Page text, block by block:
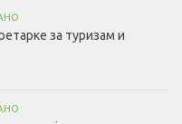
за туризам и